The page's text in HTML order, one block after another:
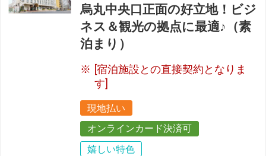
烏丸中央口正面の好立地！ビジ
ネス＆観光の拠点に最適♪（素
泊まり）
[宿泊施設との直接契約となりま
す]
現地払い
オンラインカード決済可
嬉しい特色